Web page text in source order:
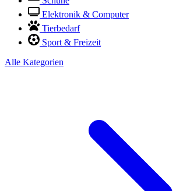
Elektronik & Computer
Tierbedarf
Sport & Freizeit
Alle Kategorien